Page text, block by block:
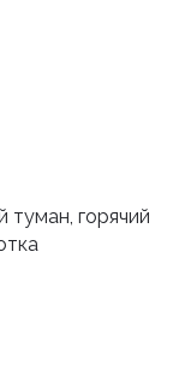
туман, горячий